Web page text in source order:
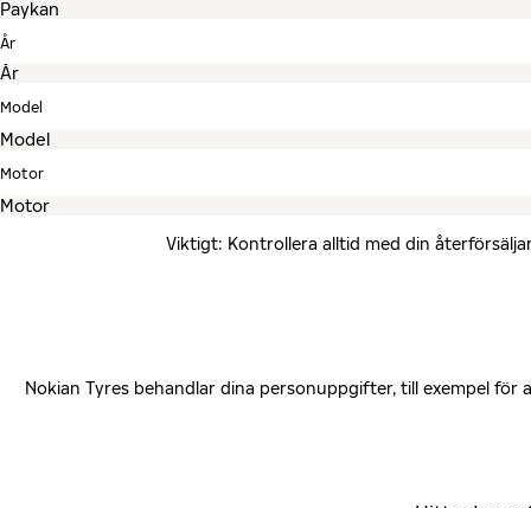
År
Model
Motor
Viktigt: Kontrollera alltid med din
Nokian Tyres behandlar dina personuppgifter, till exempel